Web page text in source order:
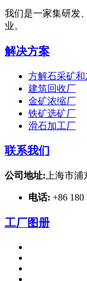
我们是一家集研发
业。
解决方案
方解石采矿
建筑回收厂
金矿浓缩厂
铁矿选矿厂
滑石加工厂
联系我们
公司地址: 上海市
电话: +86 180
工厂图册